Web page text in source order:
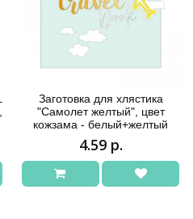
Заготовка для хлястика
"Самолет желтый", цвет
кожзама - белый+желтый
4.59 р.